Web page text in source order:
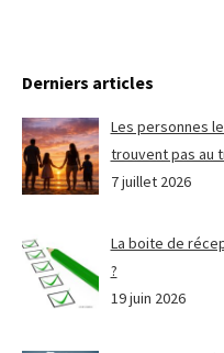
Derniers articles
Les personnes
trouvent pas au
7 juillet 2026
La boite de
?
19 juin 2026